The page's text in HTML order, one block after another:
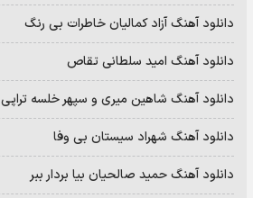
دانلود آهنگ آزاد کمالیان خاطرات بی رنگ
دانلود آهنگ امید سلطانی تقاص
دانلود آهنگ شاهین میری و سپهر خلسه تراپی
دانلود آهنگ شهراد سیستان بی وفا
دانلود آهنگ حمید صالحیان بیا بردار ببر